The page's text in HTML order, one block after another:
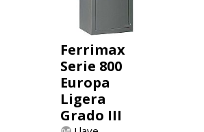
Ferrimax
Serie 800
Europa
Ligera
Grado III